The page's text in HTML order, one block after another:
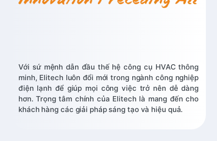
Với sứ mệnh dẫn đầu thế hệ công cụ HVAC thông
minh, Elitech luôn đổi mới trong ngành công nghiệp
điện lạnh để giúp mọi công việc trở nên dễ dàng
hơn. Trọng tâm chính của Elitech là mang đến cho
khách hàng các giải pháp sáng tạo và hiệu quả.